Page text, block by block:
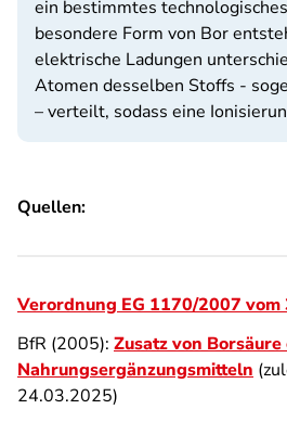
ein bestimmtes
besondere Form von Bor
elektrische Ladungen
Atomen desselben Stoffs -
– verteilt, sodass eine
Quellen:
Verordnung EG 1170/2007
BfR (2005): Zusatz von
Nahrungsergänzungsmitteln
24.03.2025)